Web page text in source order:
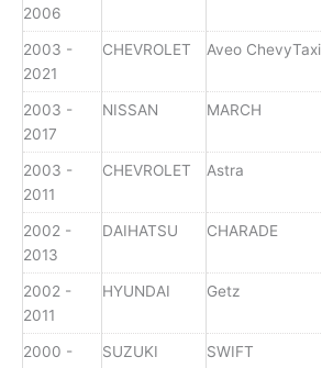
2006
2003 -
2021
CHEVROLET Aveo ChevyTaxi
2003 -
2017
NISSAN MARCH
2003 -
2011
CHEVROLET Astra
2002 -
2013
DAIHATSU CHARADE
2002 -
2011
HYUNDAI Getz
2000 -
SUZUKI SWIFT